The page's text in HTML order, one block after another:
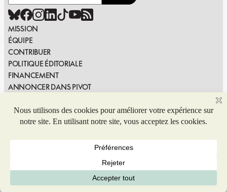
MISSION
ÉQUIPE
CONTRIBUER
POLITIQUE ÉDITORIALE
FINANCEMENT
ANNONCER DANS PIVOT
SIGNALER UNE ERREUR
NOUS JOINDRE
© 2026 Coop de solidarité Pivot. Tous droits réservés.